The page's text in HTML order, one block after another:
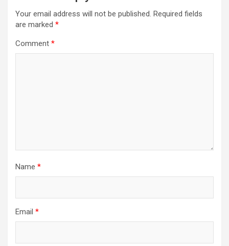
Your email address will not be published. Required fields
are marked *
Comment *
Name *
Email *